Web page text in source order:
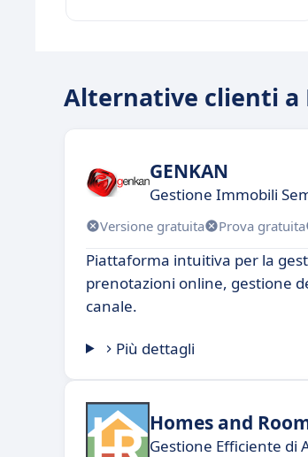
Alternative clienti a
GENKAN
Gestione Immobili
Versione gratuita Prova gratuita
Piattaforma intuitiva per la
prenotazioni online, gestione
canale.
Più dettagli
Homes and
Gestione Efficiente di